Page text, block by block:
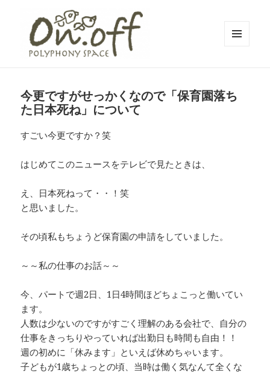
ニースペースオンオフ | 子どもと一
緒にいながら自分時間を*広島の託児
付きリフレッシュ空間・コワーキン
グスペース・シェアスペース・レン
タルスペース・一時預かり保育 | 子
くつろぐ*親子イベントも
今更ですがせっかくなので「保育園落ち
た日本死ね」について
すごい今更ですか？笑
はじめてこのニュースをテレビで見たときは、
え、日本死ねって・・！笑
と思いました。
その頃私もちょうど保育園の申請をしていました。
～～私の仕事のお話～～
今、パートで週2日、1日4時間ほどちょこっと働いてい
ます。
人数は少ないのですがすごく理解のある会社で、自分の
仕事をきっちりやっていれば出勤日も時間も自由！！
週の初めに「休みます」といえば休めちゃいます。
子どもが1歳ちょっとの頃、当時は働く気なんて全くな